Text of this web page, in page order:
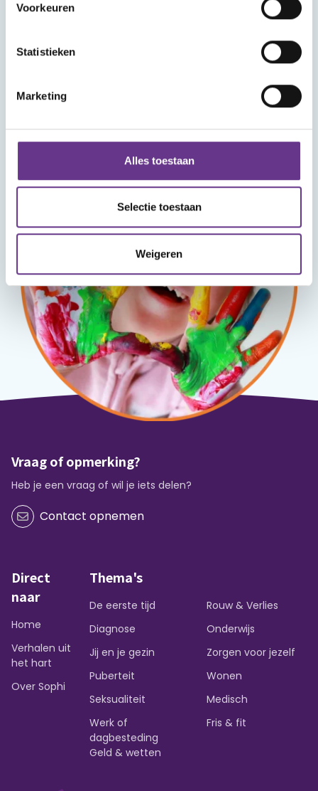
Voorkeuren
Statistieken
Marketing
Alles toestaan
Selectie toestaan
Weigeren
Aanmelden
Vraag of opmerking?
Heb je een vraag of wil je iets delen?
Contact opnemen
Direct
naar
Home
Verhalen uit
het hart
Over Sophi
Thema's
De eerste tijd
Diagnose
Jij en je gezin
Puberteit
Seksualiteit
Werk of
dagbesteding
Rouw & Verlies
Onderwijs
Zorgen voor jezelf
Wonen
Medisch
Fris & fit
Geld & wetten